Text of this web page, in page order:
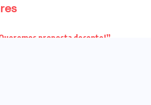
proposta decente!”